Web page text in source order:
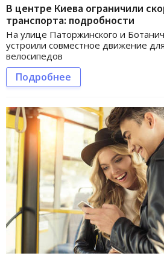
В центре Киева ограничили
транспорта: подробности
На улице Паторжинского и
устроили совместное движение
велосипедов
Подробнее